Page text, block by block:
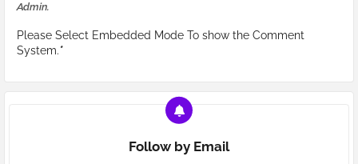
Admin.
Please Select Embedded Mode To show the Comment
System.*
Follow by Email